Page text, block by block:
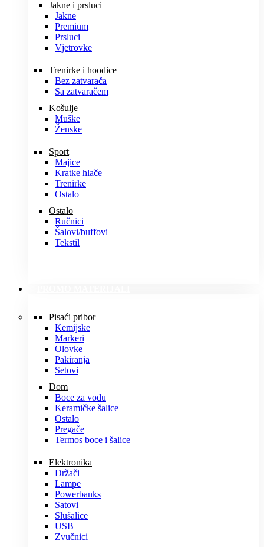
Jakne i prsluci
Jakne
Premium
Prsluci
Vjetrovke
Trenirke i hoodice
Bez zatvarača
Sa zatvaračem
Košulje
Muške
Ženske
Sport
Majice
Kratke hlače
Trenirke
Ostalo
Ostalo
Ručnici
Šalovi/buffovi
Tekstil
Pisaći pribor
Kemijske
Markeri
Olovke
Pakiranja
Setovi
Dom
Boce za vodu
Keramičke šalice
Ostalo
Pregače
Termos boce i šalice
Elektronika
Držači
Lampe
Powerbanks
Satovi
Slušalice
USB
Zvučnici